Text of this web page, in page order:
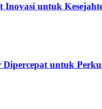
untuk
untuk